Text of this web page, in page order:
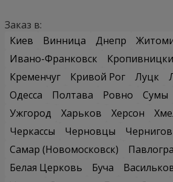
Заказ в:
Киев
Винница Днепр
Ивано-Франковск
Кременчуг
Кривой Рог Луцк
Одесса
Полтава Ровно Сумы
Ужгород
Харьков Херсон
Черкассы
Черновцы
Чернигов
Самар (Новомосковск)
Белая Церковь
Буча